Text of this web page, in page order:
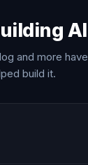
AI
and more
build it.